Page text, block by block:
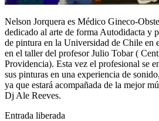
Nelson Jorquera es Médico Gineco-
dedicado al arte de forma Autodidacta y
de pintura en la Universidad de Chile en
en el taller del profesor Julio Tobar (
Providencia). Esta vez el profesional se
sus pinturas en una experiencia de
ya que estará acompañada de la mejor
Dj Ale Reeves.
Entrada liberada